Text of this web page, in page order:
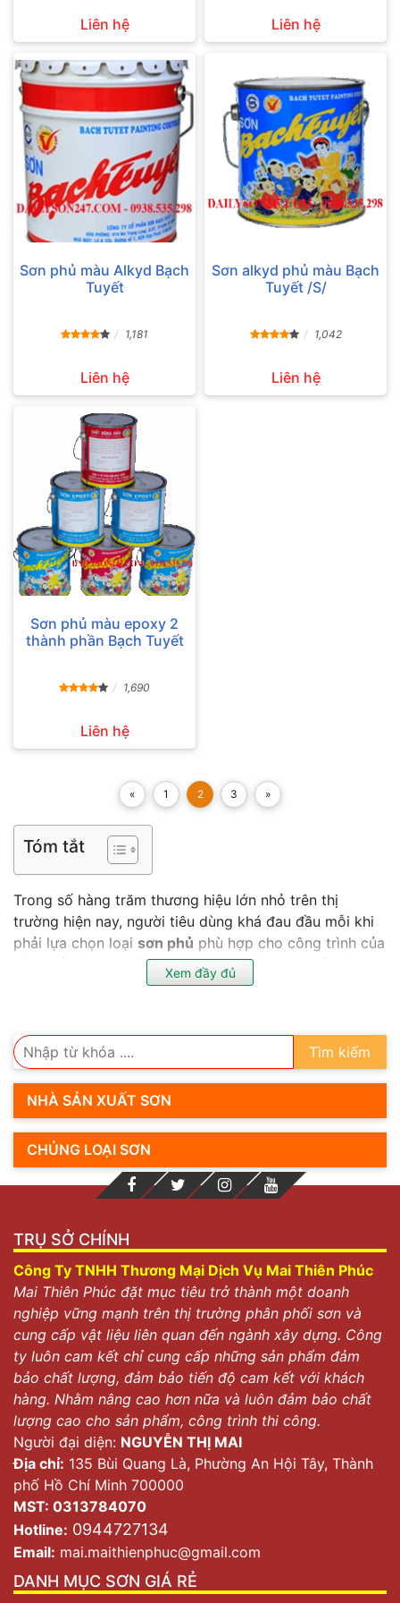
Liên hệ Liên hệ
Sơn phủ màu Alkyd Bạch
Tuyết
1,181
Liên hệ
Sơn alkyd phủ màu Bạch
Tuyết /S/
1,042
Liên hệ
Sơn phủ màu epoxy 2
thành phần Bạch Tuyết
1,690
Liên hệ
« 1 2 3 »
Tóm tắt
Trong số hàng trăm thương hiệu lớn nhỏ trên thị
trường hiện nay, người tiêu dùng khá đau đầu mỗi khi
phải lựa chọn loại sơn phủ phù hợp cho công trình của
mình. Vì vậy, Đại lý sơn 247 đã liệt kê ra ba cái tên
sáng giá nhất, giúp các bạn có thể dễ dàng hơn khi
Sơn phủ là gì?
Sơn phủ là lớp sơn ngoài cùng, hoàn thiện trên bề mặt
tường
Sơn phủ là loại sơn dùng để phủ lên bề mặt công trình.
Đây là lớp sơn hoàn thiện, phủ lên lớp sơn lót , giúp
tăng thẩm mỹ cho bề mặt tường.
Ngoài tác dụng làm đẹp cho bề mặt tường, sơn phủ
còn có tác dụng bảo vệ công trình khỏi những tác
động xấu của môi trường. Từ đó giúp nâng cao tuổi
thọ cho ngôi nhà của bạn.
Hiện nay, có rất nhiều loại sơn phủ với tính năng đa
dạng như chống mốc, chống thấm, chống chịu nhiệt,
phản quang, chống kiềm…
Xem đầy đủ
Tìm kiếm
NHÀ SẢN XUẤT SƠN
CHỦNG LOẠI SƠN
TRỤ SỞ CHÍNH
Công Ty TNHH Thương Mại Dịch Vụ Mai Thiên Phúc
Mai Thiên Phúc đặt mục tiêu trở thành một doanh
nghiệp vững mạnh trên thị trường phân phối sơn và
cung cấp vật liệu liên quan đến ngành xây dựng. Công
ty luôn cam kết chỉ cung cấp những sản phẩm đảm
bảo chất lượng, đảm bảo tiến độ cam kết với khách
hàng. Nhằm nâng cao hơn nữa và luôn đảm bảo chất
lượng cao cho sản phẩm, công trình thi công.
Người đại diện: NGUYỄN THỊ MAI
Địa chỉ: 135 Bùi Quang Là, Phường An Hội Tây, Thành
phố Hồ Chí Minh 700000
MST: 0313784070
Hotline: 0944727134
Email: mai.maithienphuc@gmail.com
DANH MỤC SƠN GIÁ RẺ